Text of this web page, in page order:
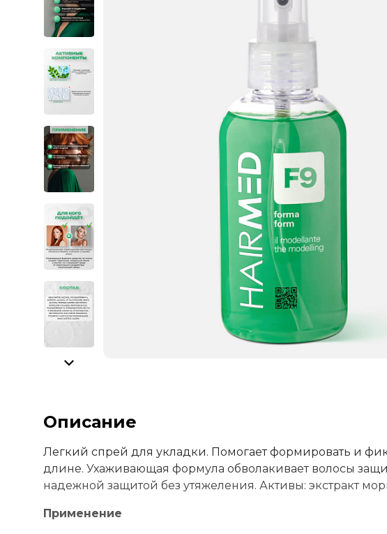
Описание
Легкий спрей для укладки. Помогает формировать и
длине. Ухаживающая формула обволакивает волосы
надежной защитой без утяжеления. Активы: экстракт
Применение